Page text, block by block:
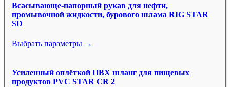
Всасывающе-напорный рукав для нефти,
промывочной жидкости, бурового шлама RIG STAR
SD
Выбрать параметры →
Усиленный оплёткой ПВХ шланг для пищевых
продуктов PVC STAR CR 2